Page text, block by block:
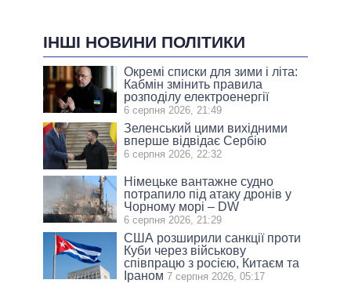
ІНШІ НОВИНИ ПОЛІТИКИ
Окремі списки для зими і літа:
Кабмін змінить правила
розподілу електроенергії
6 серпня 2026, 21:49
Зеленський цими вихідними
вперше відвідає Сербію
6 серпня 2026, 22:32
Німецьке вантажне судно
потрапило під атаку дронів у
Чорному морі – DW
6 серпня 2026, 21:29
США розширили санкції проти
Куби через військову
співпрацю з росією, Китаєм та
Іраном 7 серпня 2026, 05:17